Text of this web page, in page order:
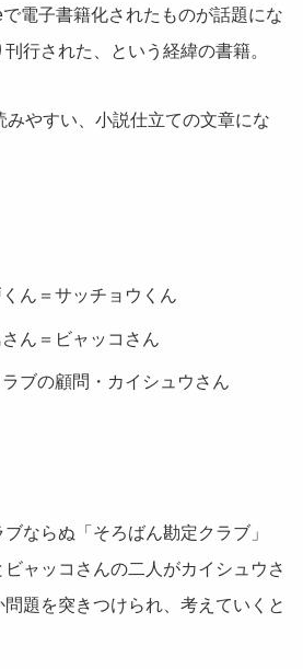
電子書籍化されたものが話題にな
行された、という経緯の書籍。
みやすい、小説仕立ての文章にな
ん＝サッチョウくん
ん＝ビャッコさん
ブの顧問・カイシュウさん
ならぬ「そろばん勘定クラブ」
ャッコさんの二人がカイシュウさ
題を突きつけられ、考えていくと